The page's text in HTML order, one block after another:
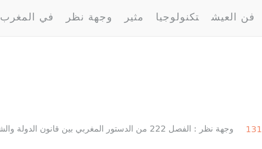
فن العيش تكنولوجيا مثير وجهة نظر في المغرب
وجهة نظر : الفصل 222 من الدستور المغربي بين قانون الدولة والشريعة